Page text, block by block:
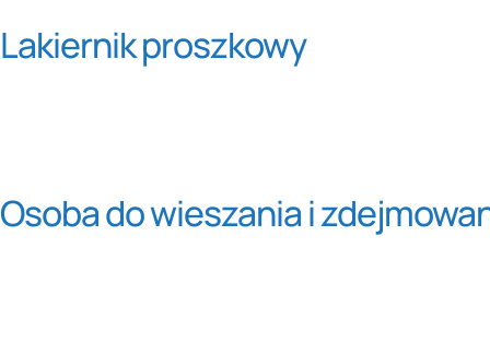
Lakiernik proszkowy
Osoba do wieszania i